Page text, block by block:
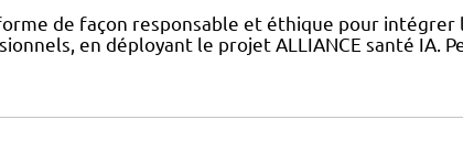
de façon responsable et éthique pour intégrer
en déployant le projet ALLIANCE santé IA.